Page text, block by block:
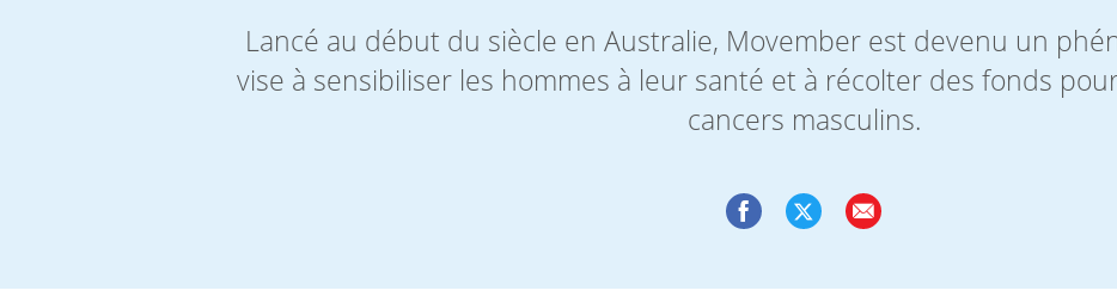
Lancé au début du siècle en Australie, Movember est devenu un
vise à sensibiliser les hommes à leur santé et à récolter des fonds
cancers masculins.